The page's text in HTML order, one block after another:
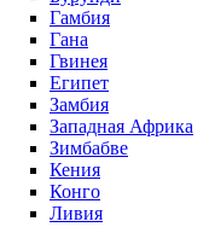
Гамбия
Гана
Гвинея
Египет
Замбия
Западная Африка
Зимбабве
Кения
Конго
Ливия